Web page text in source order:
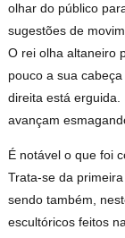
olhar do público
sugestões de
O rei olha altaneiro
pouco a sua
direita está erguida.
avançam
É notável o que foi
Trata-se da
sendo também,
escultóricos feitos